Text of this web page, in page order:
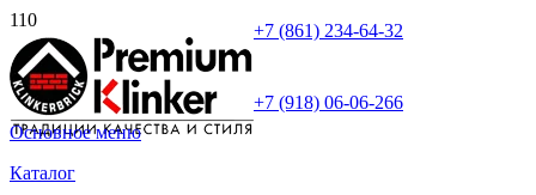
+7 (861) 234-64-32
+7 (918) 06-06-266
Основное меню
Каталог